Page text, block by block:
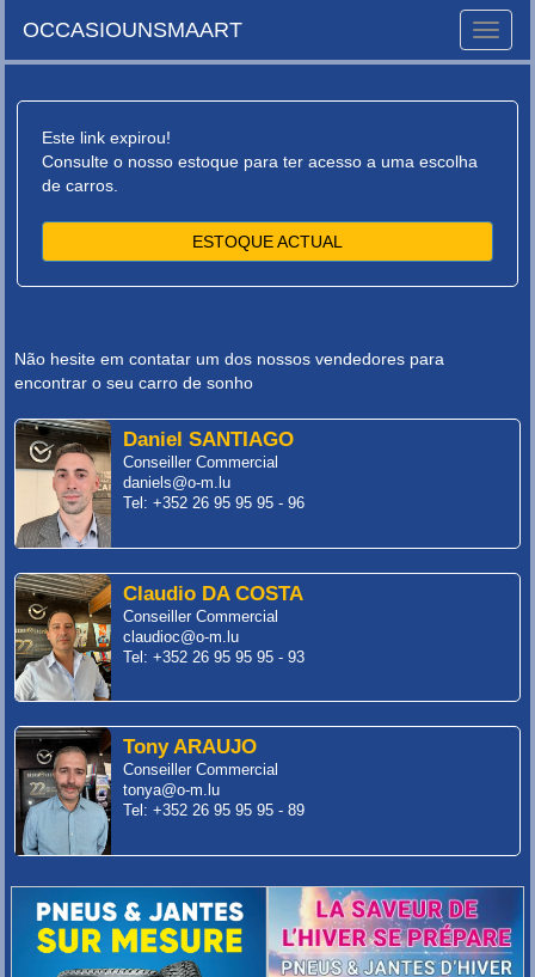
Toggle
OCCASIOUNSMAART
Este link expirou!
Consulte o nosso estoque para ter acesso a uma escolha
de carros.
ESTOQUE ACTUAL
Não hesite em contatar um dos nossos vendedores para
encontrar o seu carro de sonho
Daniel SANTIAGO
Conseiller Commercial
daniels@o-m.lu
Tel: +352 26 95 95 95 - 96
Claudio DA COSTA
Conseiller Commercial
claudioc@o-m.lu
Tel: +352 26 95 95 95 - 93
Tony ARAUJO
Conseiller Commercial
tonya@o-m.lu
Tel: +352 26 95 95 95 - 89